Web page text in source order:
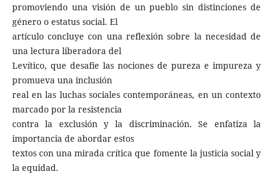
promoviendo una visión de un pueblo sin distinciones de
género o estatus social. El
artículo concluye con una reflexión sobre la necesidad de
una lectura liberadora del
Levítico, que desafíe las nociones de pureza e impureza y
promueva una inclusión
real en las luchas sociales contemporáneas, en un contexto
marcado por la resistencia
contra la exclusión y la discriminación. Se enfatiza la
importancia de abordar estos
textos con una mirada crítica que fomente la justicia social y
la equidad.